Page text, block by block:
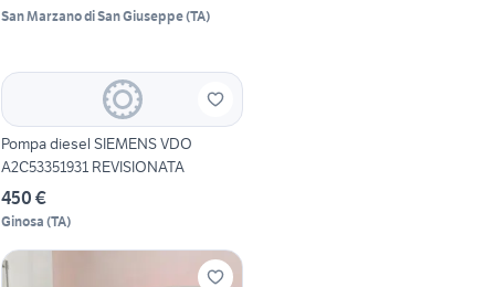
RETROCABINA B
San Marzano di San Giuseppe(TA)
Pompa diesel SIEMENS VDO
A2C53351931 REVISIONATA
450 €
Ginosa (TA)